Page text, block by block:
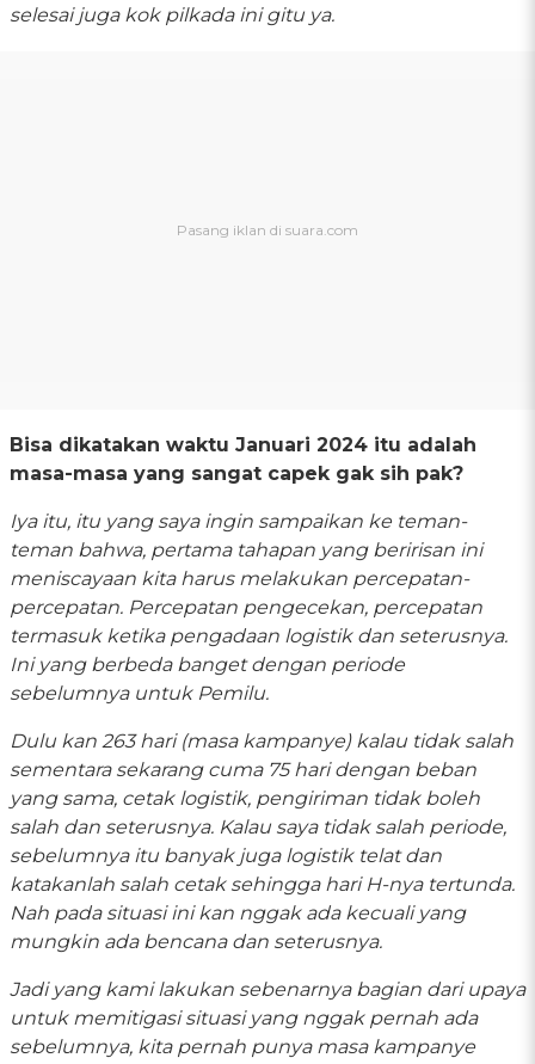
selesai juga kok pilkada ini gitu ya.
Bisa dikatakan waktu Januari 2024 itu adalah
masa-masa yang sangat capek gak sih pak?
Iya itu, itu yang saya ingin sampaikan ke teman-
teman bahwa, pertama tahapan yang beririsan ini
meniscayaan kita harus melakukan percepatan-
percepatan. Percepatan pengecekan, percepatan
termasuk ketika pengadaan logistik dan seterusnya.
Ini yang berbeda banget dengan periode
sebelumnya untuk Pemilu.
Dulu kan 263 hari (masa kampanye) kalau tidak salah
sementara sekarang cuma 75 hari dengan beban
yang sama, cetak logistik, pengiriman tidak boleh
salah dan seterusnya. Kalau saya tidak salah periode,
sebelumnya itu banyak juga logistik telat dan
katakanlah salah cetak sehingga hari H-nya tertunda.
Nah pada situasi ini kan nggak ada kecuali yang
mungkin ada bencana dan seterusnya.
Jadi yang kami lakukan sebenarnya bagian dari upaya
untuk memitigasi situasi yang nggak pernah ada
sebelumnya, kita pernah punya masa kampanye